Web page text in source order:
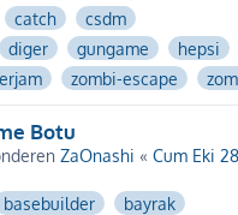
catch
csdm
diger gungame hepsi
zombi-escape
Botu
ZaOnashi « Cum Eki
basebuilder
bayrak